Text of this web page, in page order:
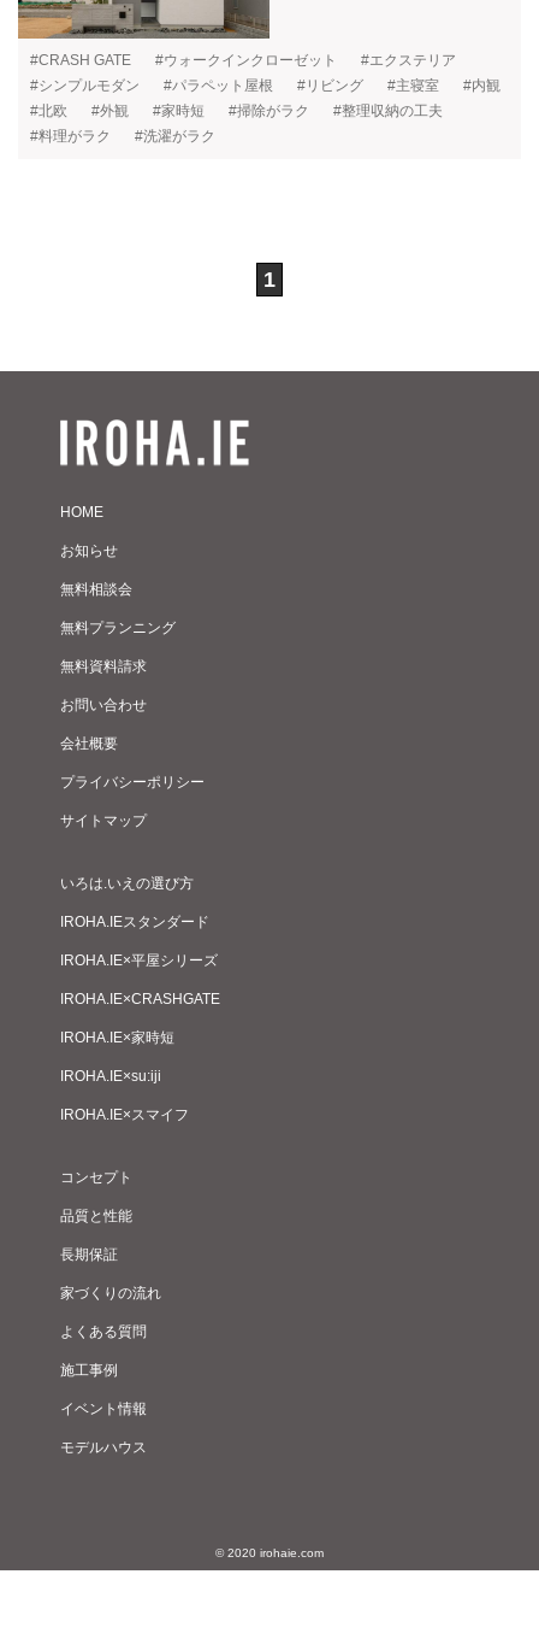
#CRASH GATE #ウォークインクローゼット
#エクステリア
#シンプルモダン
#パラペット屋根 #リビング #主寝室
#内観
#北欧
#外観 #家時短 #掃除がラク
#整理収納の工夫
#料理がラク
#洗濯がラク
1
HOME
お知らせ
無料相談会
無料プランニング
無料資料請求
お問い合わせ
会社概要
プライバシーポリシー
サイトマップ
いろは.いえの選び方
IROHA.IEスタンダード
IROHA.IE×平屋シリーズ
IROHA.IE×CRASHGATE
IROHA.IE×家時短
IROHA.IE×su:iji
IROHA.IE×スマイフ
コンセプト
品質と性能
長期保証
家づくりの流れ
よくある質問
施工事例
イベント情報
モデルハウス
© 2020 irohaie.com